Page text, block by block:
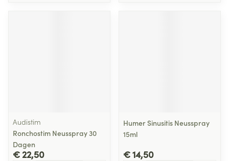
Audistim
Ronchostim Neusspray 30
Dagen
€ 22,50
Humer Sinusitis Neusspray
15ml
€ 14,50